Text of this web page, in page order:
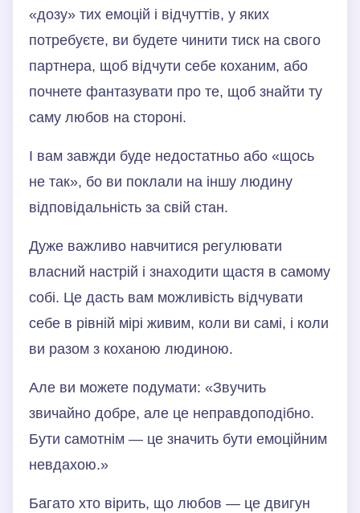
«дозу» тих емоцій і відчуттів, у яких
потребуєте, ви будете чинити тиск на свого
партнера, щоб відчути себе коханим, або
почнете фантазувати про те, щоб знайти ту
саму любов на стороні.
І вам завжди буде недостатньо або «щось
не так», бо ви поклали на іншу людину
відповідальність за свій стан.
Дуже важливо навчитися регулювати
власний настрій і знаходити щастя в самому
собі. Це дасть вам можливість відчувати
себе в рівній мірі живим, коли ви самі, і коли
ви разом з коханою людиною.
Але ви можете подумати: «Звучить
звичайно добре, але це неправдоподібно.
Бути самотнім — це значить бути емоційним
невдахою.»
Багато хто вірить, що любов — це двигун